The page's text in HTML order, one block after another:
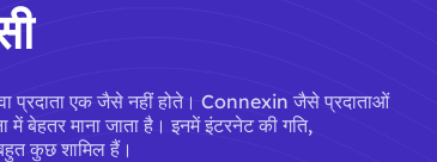
प्रदाता एक जैसे नहीं होते। Connexin जैसे प्रदाताओं
बेहतर माना जाता है। इनमें इंटरनेट की गति,
कुछ शामिल हैं।